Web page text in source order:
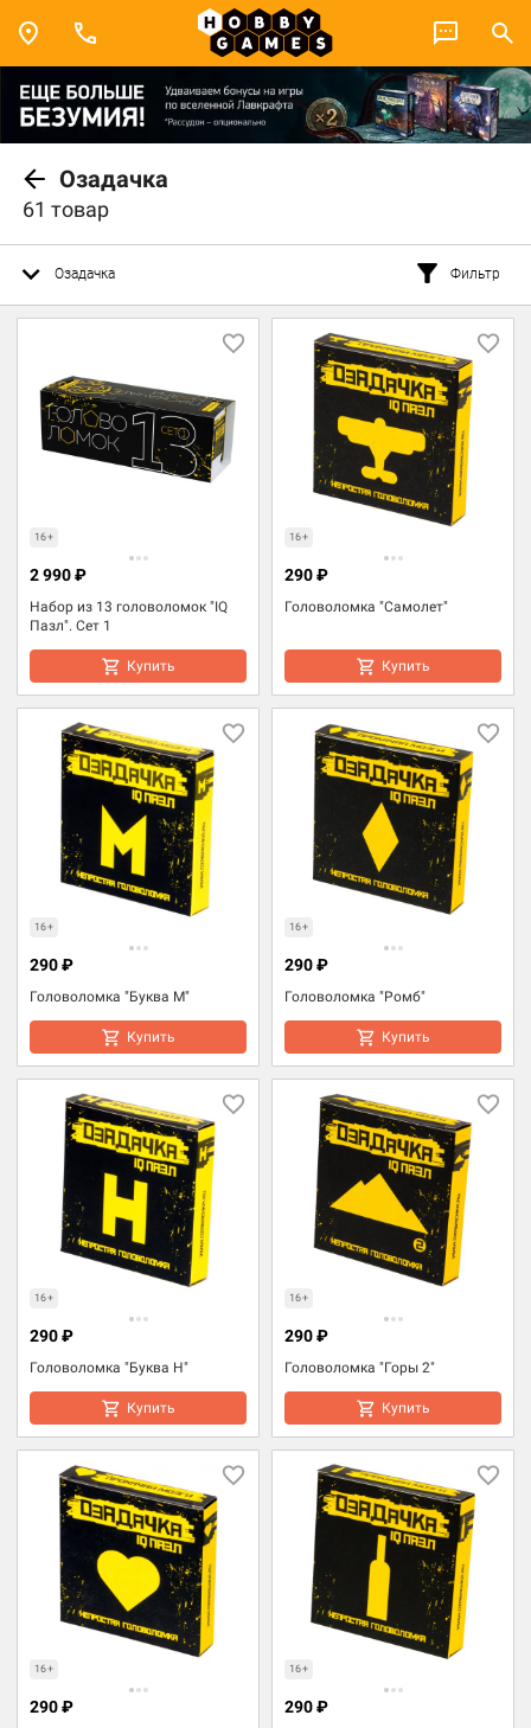
Озадачка
61 товар
Озадачка Фильтр
16+
Набор из 13 головоломок "IQ
Пазл". Сет 1
2 990 ₽
Купить
16+
Головоломка "Самолет"
290 ₽
Купить
16+
Головоломка "Буква М"
290 ₽
Купить
16+
Головоломка "Ромб"
290 ₽
Купить
16+
Головоломка "Буква Н"
290 ₽
Купить
16+
Головоломка "Горы 2"
290 ₽
Купить
16+
290 ₽
16+
290 ₽